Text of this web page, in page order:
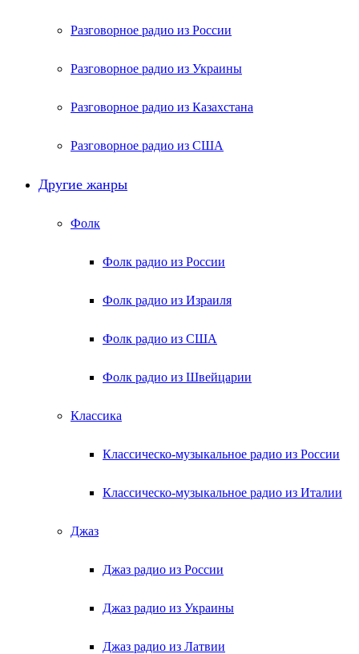
Разговорное радио из России
Разговорное радио из Украины
Разговорное радио из Казахстана
Разговорное радио из США
Другие жанры
Фолк
Фолк радио из России
Фолк радио из Израиля
Фолк радио из США
Фолк радио из Швейцарии
Классика
Классическо-музыкальное радио из России
Классическо-музыкальное радио из Италии
Джаз
Джаз радио из России
Джаз радио из Украины
Джаз радио из Латвии